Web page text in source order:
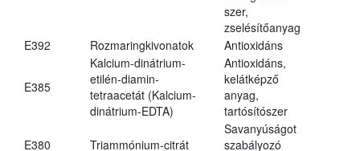
szer,
zselésítőanyag
E392
Rozmaringkivonatok Antioxidáns
E385
Kalcium-dinátrium-
etilén-diamin-
tetraacetát (Kalcium-
dinátrium-EDTA)
Antioxidáns,
kelátképző
anyag,
tartósítószer
E380 Triammónium-citrát
Savanyúságot
szabályozó